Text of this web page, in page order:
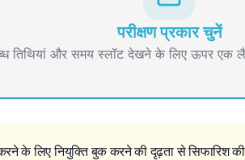
परीक्षण प्रकार चुनें
तिथियां और समय स्लॉट देखने के लिए ऊपर एक
के लिए नियुक्ति बुक करने की दृढ़ता से सिफारिश की